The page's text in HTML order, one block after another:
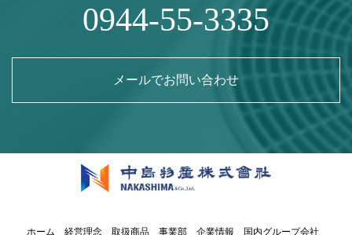
0944-55-3335
メールでお問い合わせ
ホーム 経営理念 取扱商品 事業部 企業情報 国内グループ会社